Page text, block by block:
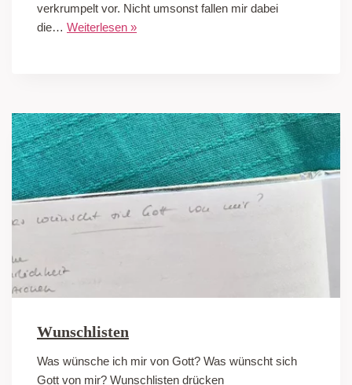
verkrumpelt vor. Nicht umsonst fallen mir dabei
die… Weiterlesen »
Wunschlisten
Was wünsche ich mir von Gott? Was wünscht sich
Gott von mir? Wunschlisten drücken